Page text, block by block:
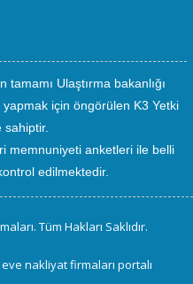
tamamı Ulaştırma bakanlığı
yapmak için öngörülen K3 Yetki
sahiptir.
memnuniyeti anketleri ile belli
edilmektedir.
Tüm Hakları Saklıdır.
nakliyat firmaları portalı